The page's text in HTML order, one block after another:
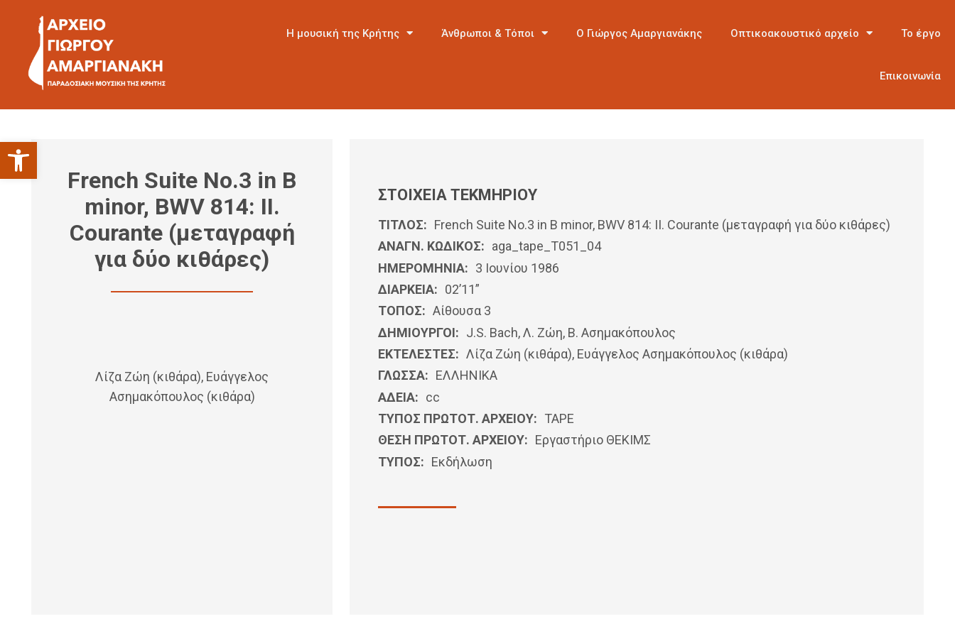
Ανοίξτε τη γραμμή εργαλείων
Η μουσική της Κρήτης Άνθρωποι & Τόποι Ο Γιώργος Αμαργιανάκης Οπτικοακουστικό αρχείο Το έργο
Επικοινωνία
French Suite No.3 in B
minor, BWV 814: II.
Courante (μεταγραφή
για δύο κιθάρες)
Λίζα Ζώη (κιθάρα), Ευάγγελος
Ασημακόπουλος (κιθάρα)
ΣΤΟΙΧΕΙΑ ΤΕΚΜΗΡΙΟΥ
ΤΙΤΛΟΣ: French Suite No.3 in B minor, BWV 814: II. Courante (μεταγραφή για δύο κιθάρες)
ΑΝΑΓΝ. ΚΩΔΙΚΟΣ: aga_tape_T051_04
ΗΜΕΡΟΜΗΝΊΑ: 3 Ιουνίου 1986
ΔΙΑΡΚΕΙΑ: 02’11”
ΤΟΠΟΣ: Αίθουσα 3
ΔΗΜΙΟΥΡΓΟΙ: J.S. Bach, Λ. Ζώη, Β. Ασημακόπουλος
ΕΚΤΕΛΕΣΤΕΣ: Λίζα Ζώη (κιθάρα), Ευάγγελος Ασημακόπουλος (κιθάρα)
ΓΛΩΣΣΑ: ΕΛΛΗΝΙΚΆ
ΑΔΕΙΑ: cc
ΤΥΠΟΣ ΠΡΩΤΟΤ. ΑΡΧΕΙΟΥ: ΤΑΡΕ
ΘΕΣΗ ΠΡΩΤΟΤ. ΑΡΧΕΙΟΥ: Εργαστήριο ΘΕΚΙΜΣ
ΤΥΠΟΣ: Εκδήλωση